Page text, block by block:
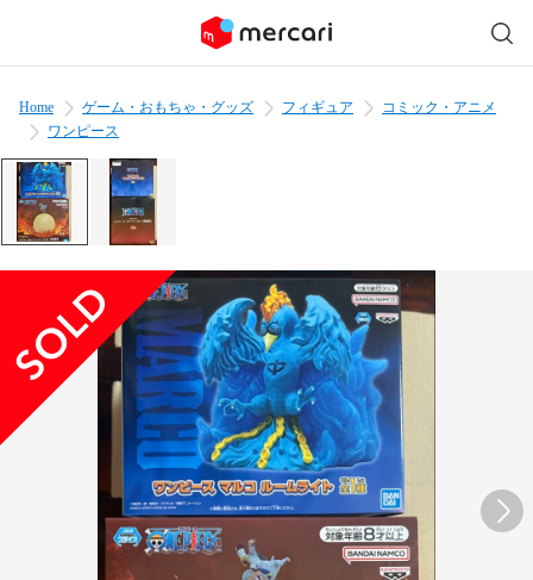
Home ゲーム・おもちゃ・グッズ フィギュア
コミック・アニメ
ワンピース